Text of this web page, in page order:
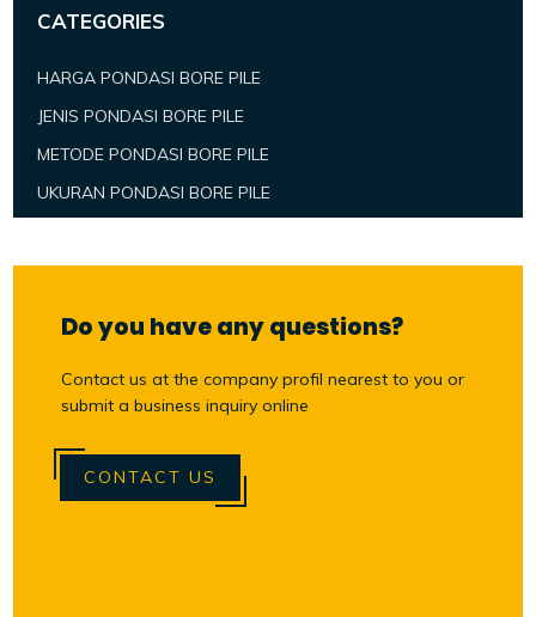
CATEGORIES
HARGA PONDASI BORE PILE
JENIS PONDASI BORE PILE
METODE PONDASI BORE PILE
UKURAN PONDASI BORE PILE
Do you have any questions?
Contact us at the company profil nearest to you or
submit a business inquiry online
CONTACT US